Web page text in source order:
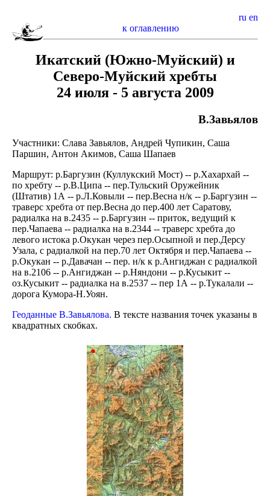
ru en
к оглавлению
Икатский (Южно-Муйский) и
Северо-Муйский хребты
24 июля - 5 августа 2009
В.Завьялов
Участники: Слава Завьялов, Андрей Чупикин, Саша
Паршин, Антон Акимов, Саша Шапаев
Маршрут: р.Баргузин (Куллукский Мост) -- р.Хахархай --
по хребту -- р.В.Ципа -- пер.Тульский Оружейник
(Штатив) 1А -- р.Л.Ковыли -- пер.Весна н/к -- р.Баргузин --
траверс хребта от пер.Весна до пер.400 лет Саратову,
радиалка на в.2435 -- р.Баргузин -- приток, ведущий к
пер.Чапаева -- радиалка на в.2344 -- траверс хребта до
левого истока р.Окукан через пер.Осыпной и пер.Дерсу
Узала, с радиалкой на пер.70 лет Октября и пер.Чапаева --
р.Окукан -- р.Давачан -- пер. н/к к р.Ангиджан с радиалкой
на в.2106 -- р.Ангиджан -- р.Няндони -- р.Кусыкит --
оз.Кусыкит -- радиалка на в.2537 -- пер 1А -- р.Тукалали --
дорога Кумора-Н.Уоян.
Геоданные В.Завьялова. В тексте названия точек указаны в
квадратных скобках.